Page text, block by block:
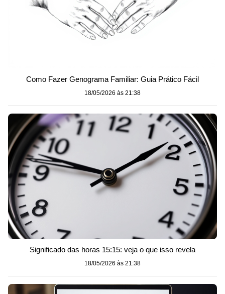
Como Fazer Genograma Familiar: Guia Prático Fácil
18/05/2026 às 21:38
Significado das horas 15:15: veja o que isso revela
18/05/2026 às 21:38